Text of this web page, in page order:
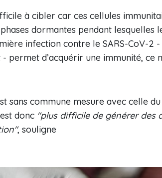
à cibler car ces cellules
dormantes pendant lesquelles
infection contre le SARS-CoV-2
permet d’acquérir une immunité, ce
sans commune mesure avec celle
donc "plus difficile de générer des
, souligne